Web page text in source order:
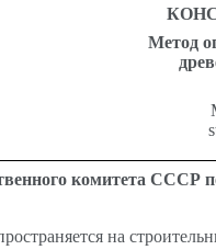
Метод
комитета СССР
на